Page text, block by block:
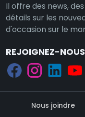
Il offre des news,
détails sur les
d'occasion sur le
REJOIGNEZ-
Nous joindre